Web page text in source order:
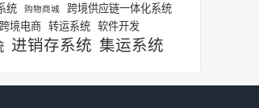
统 购物商城 跨境供应链一体化系统
跨境电商 转运系统 软件开发
进销存系统 集运系统